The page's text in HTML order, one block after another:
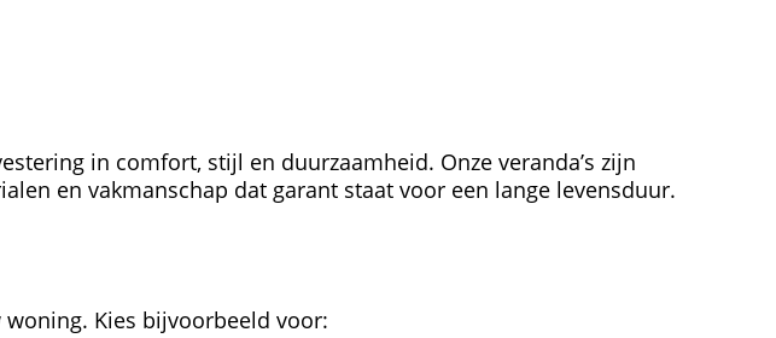
in comfort, stijl en duurzaamheid. Onze veranda’s zijn
en vakmanschap dat garant staat voor een lange levensduur.
Kies bijvoorbeeld voor: